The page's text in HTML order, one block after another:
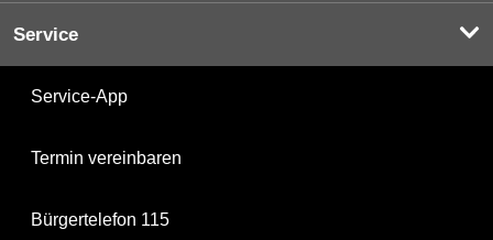
Service
Service-App
Termin vereinbaren
Bürgertelefon 115